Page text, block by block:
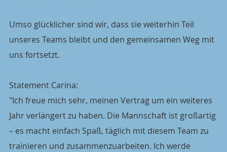
Umso glücklicher sind wir, dass sie weiterhin Teil
unseres Teams bleibt und den gemeinsamen Weg mit
uns fortsetzt.
Statement Carina:
"Ich freue mich sehr, meinen Vertrag um ein weiteres
Jahr verlängert zu haben. Die Mannschaft ist großartig
– es macht einfach Spaß, täglich mit diesem Team zu
trainieren und zusammenzuarbeiten. Ich werde